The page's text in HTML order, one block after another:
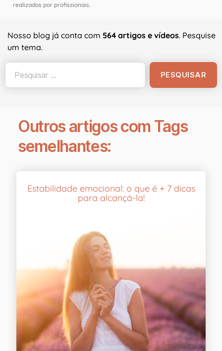
realizados por profissionais.
Nosso blog já conta com 564 artigos e vídeos. Pesquise
um tema.
Outros artigos com Tags
semelhantes:
Estabilidade emocional: o que é + 7 dicas
para alcançá-la!